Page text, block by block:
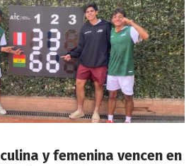
y femenina vencen en